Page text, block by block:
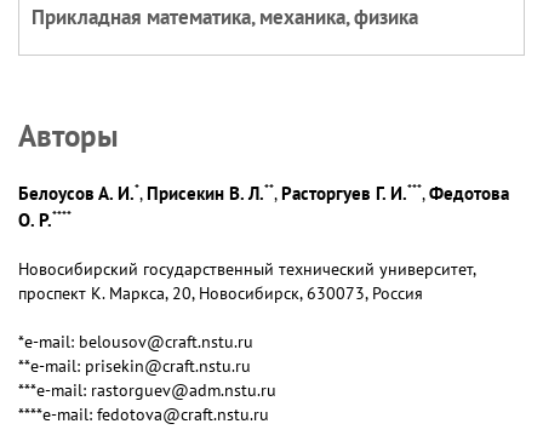
Прикладная математика, механика, физика
Авторы
Белоусов А. И.*,Присекин В. Л.**,Расторгуев Г. И.***,Федотова
О. Р.****
Новосибирский государственный технический университет,
проспект К. Маркса, 20, Новосибирск, 630073, Россия
*e-mail: belousov@craft.nstu.ru
**e-mail: prisekin@craft.nstu.ru
***e-mail: rastorguev@adm.nstu.ru
****e-mail: fedotova@craft.nstu.ru